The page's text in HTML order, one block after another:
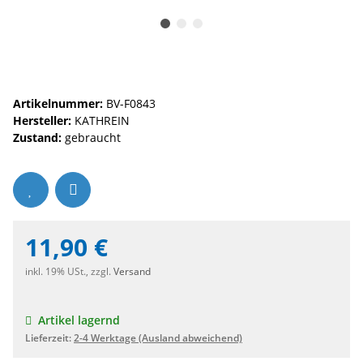
Artikelnummer: BV-F0843
Hersteller: KATHREIN
Zustand: gebraucht
11,90 €
inkl. 19% USt., zzgl. Versand
Artikel lagernd
Lieferzeit:2-4 Werktage(Ausland abweichend)